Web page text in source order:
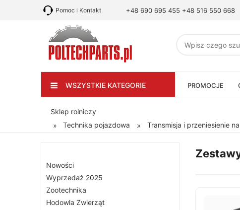
Pomoc i Kontakt +48 690 695 455 +48 516 550 668
WSZYSTKIE KATEGORIE PROMOCJE
Sklep rolniczy
»
Technika pojazdowa » Transmisja i przeniesienie
Nowości
Wyprzedaż 2025
Zootechnika
Hodowla Zwierząt